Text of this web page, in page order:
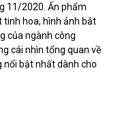
11/2020. Ấn phẩm
tinh hoa, hình ảnh bắt
của ngành công
cái nhìn tổng quan về
nổi bật nhất dành cho